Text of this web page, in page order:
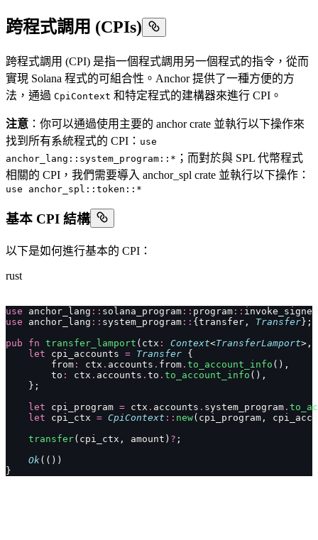
跨程式調用 (CPIs)
跨程式調用 (CPI) 是指一個程式調用另一個程式的指令，從而
實現 Solana 程式的可組合性。Anchor 提供了一種方便的方
法，通過 CpiContext 和特定程式的建構器來進行 CPI。
注意 ：你可以通過使用主要的 anchor crate 並執行以下操作來
找到所有系統程式的 CPI： use
anchor_lang::system_program::* ；而對於與 SPL 代幣程式
相關的 CPI，我們需要導入 anchor_spl crate 並執行以下操作：
use anchor_spl::token::*
基本 CPI 結構
以下是如何進行基本的 CPI：
rust
use anchor_lang :: solana_program :: program ::
use anchor_lang :: system_program :: {transfer, Transfer };
pub fn transfer_lamport (ctx : Context<TransferLamport>,
    let
cpi_accounts = Transfer {
        from
: ctx . accounts . from . to_account_info (),
        to
: ctx . accounts . to . to_account_info (),
    };
    let
cpi_program = ctx . accounts . system_program .
    let
cpi_ctx = CpiContext :: new(cpi_program,
    transfer
(cpi_ctx, amount) ? ;
    Ok
(())
}